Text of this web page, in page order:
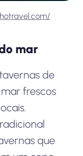
mar
de
frescos
que